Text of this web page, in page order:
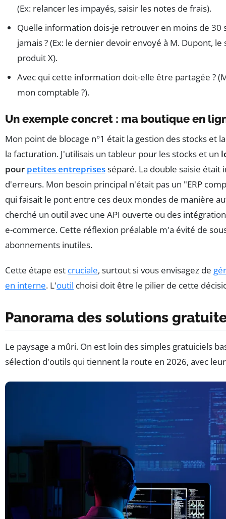
(Ex: relancer les impayés, saisir les notes de frais).
Quelle information dois-je retrouver en moins de 30
jamais ? (Ex: le dernier devoir envoyé à M. Dupont,
produit X).
Avec qui cette information doit-elle être partagée ?
mon comptable ?).
Un exemple concret : ma boutique en
Mon point de blocage n°1 était la gestion des stocks et
la facturation. J'utilisais un tableur pour les stocks et un
pour petites entreprisesséparé. La double saisie était
d'erreurs. Mon besoin principal n'était pas un "ERP
qui faisait le pont entre ces deux mondes de manière
cherché un outil avec une API ouverte ou des
e-commerce. Cette réflexion préalable m'a évité de
abonnements inutiles.
Cette étape est cruciale, surtout si vous envisagez de
en interne. L'outil choisi doit être le pilier de cette
Panorama des solutions
Le paysage a mûri. On est loin des simples gratuiciels
sélection d'outils qui tiennent la route en 2026, avec